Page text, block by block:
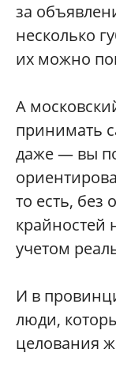
за
несколько
их можно
А
принимать
даже — вы
то есть, без
крайностей
учетом
И в
люди,
целования